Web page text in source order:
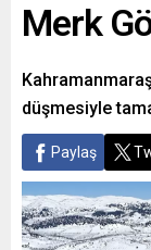
Merk
düşmesiyle
Paylaş